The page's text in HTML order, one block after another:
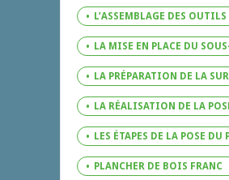
L’ASSEMBLAGE DES
LA MISE EN PLACE DU
LA PRÉPARATION DE LA
LA RÉALISATION DE LA
LES ÉTAPES DE LA POSE
PLANCHER DE BOIS FRANC